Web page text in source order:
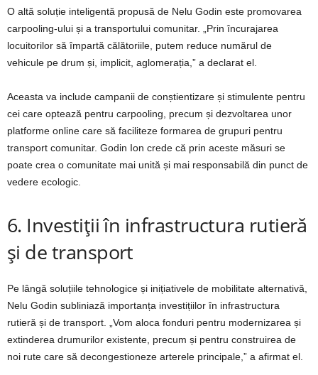
O altă soluție inteligentă propusă de Nelu Godin este promovarea
carpooling-ului și a transportului comunitar. „Prin încurajarea
locuitorilor să împartă călătoriile, putem reduce numărul de
vehicule pe drum și, implicit, aglomerația,” a declarat el.
Aceasta va include campanii de conștientizare și stimulente pentru
cei care optează pentru carpooling, precum și dezvoltarea unor
platforme online care să faciliteze formarea de grupuri pentru
transport comunitar. Godin Ion crede că prin aceste măsuri se
poate crea o comunitate mai unită și mai responsabilă din punct de
vedere ecologic.
6. Investiții în infrastructura rutieră
și de transport
Pe lângă soluțiile tehnologice și inițiativele de mobilitate alternativă,
Nelu Godin subliniază importanța investițiilor în infrastructura
rutieră și de transport. „Vom aloca fonduri pentru modernizarea și
extinderea drumurilor existente, precum și pentru construirea de
noi rute care să decongestioneze arterele principale,” a afirmat el.